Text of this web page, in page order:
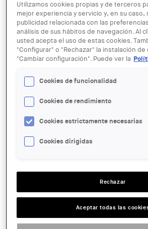
28 DIC - 07 ENE
Más maquetas de "La
ENTIDAD ORGANIZADORA:
COAC
espai Picasso
Utilizamos cookies propias y de terceros
mejor experiencia y servicio y, en su caso,
publicidad relacionada con las
análisis de sus hábitos de navegación. Al
usted acepta el uso de estas cookies.
"Configurar" o "Rechazar" la instalación
"Cambiar configuración". Puede ver la
Cookies de funcionalidad
Cookies de rendimiento
Cookies estrictamente necesarias
Cookies dirigidas
Rechazar
Aceptar todas las